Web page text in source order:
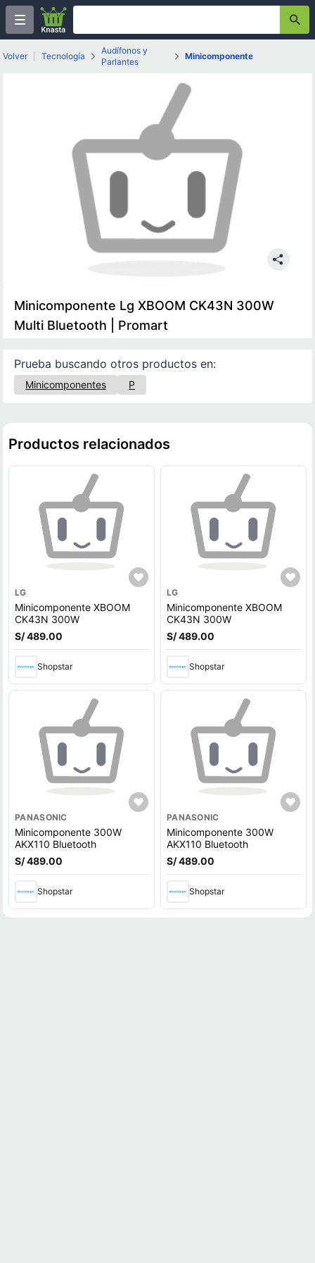
Volver Tecnología
Audífonos y
Parlantes
Minicomponentes
Minicomponente Lg XBOOM CK43N 300W
Multi Bluetooth | Promart
Prueba buscando otros productos en:
Minicomponentes P
Productos relacionados
LG
Minicomponente XBOOM
CK43N 300W
S/ 489.00
Shopstar
LG
Minicomponente XBOOM
CK43N 300W
S/ 489.00
Shopstar
PANASONIC
Minicomponente 300W
AKX110 Bluetooth
S/ 489.00
Shopstar
PANASONIC
Minicomponente 300W
AKX110 Bluetooth
S/ 489.00
Shopstar